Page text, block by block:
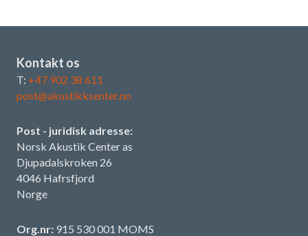
Kontakt os
T: +47 902 38 611
post@akustikksenter.no
Post - juridisk adresse:
Norsk Akustik Center as
Djupadalskroken 26
4046 Hafrsfjord
Norge
Org.nr: 915 530 001 MOMS